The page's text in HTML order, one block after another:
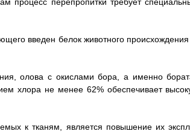
введен белок животного
олова с окислами бора, а именно
хлора не менее 62% обеспечивает
к тканям, является повышение их